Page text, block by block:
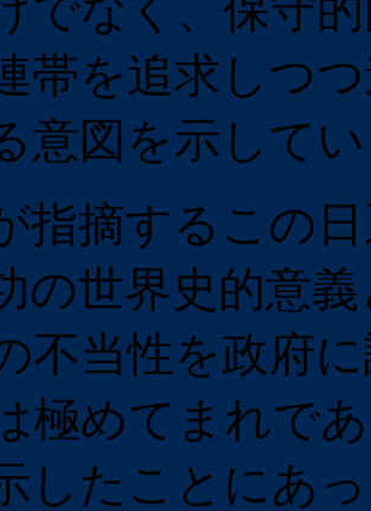
帯を追求しつ
意図を示して
指摘するこの
の世界史的意
不当性を政府
極めてまれで
したことにあ